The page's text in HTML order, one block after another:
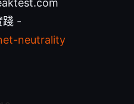
踐 -
neutrality